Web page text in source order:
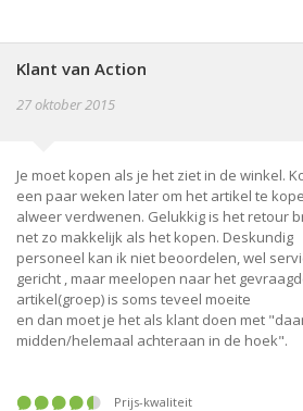
Klant van Action
27 oktober 2015
Je moet kopen als je het ziet in de winkel.
een paar weken later om het artikel te
alweer verdwenen. Gelukkig is het retour
net zo makkelijk als het kopen. Deskundig
personeel kan ik niet beoordelen, wel
gericht , maar meelopen naar het
artikel(groep) is soms teveel moeite
en dan moet je het als klant doen met
midden/helemaal achteraan in de hoek".
Prijs-kwaliteit